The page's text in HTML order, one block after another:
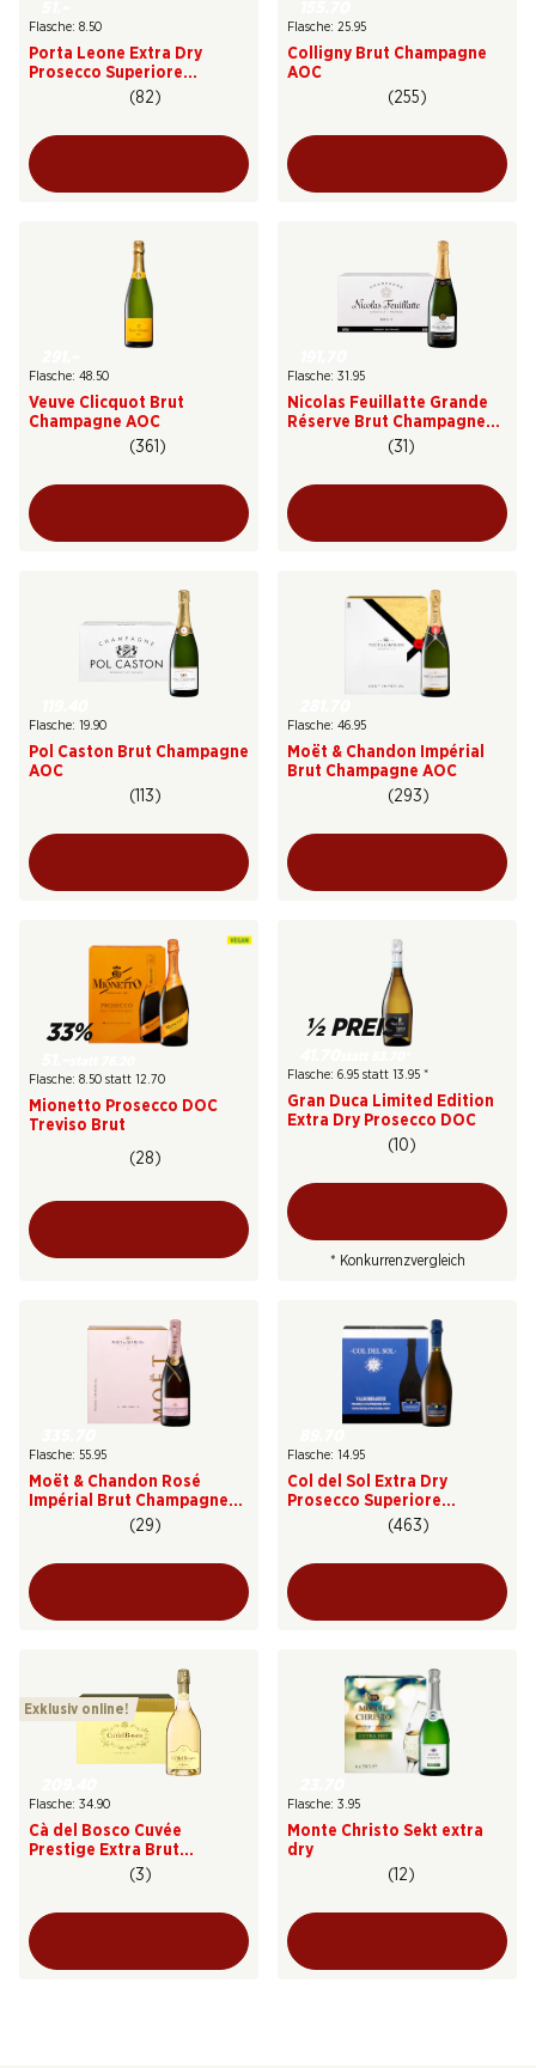
Flasche: 8.50
Porta Leone Extra Dry
Prosecco Superiore
Valdobbiadene DOCG
(82)
Flasche: 25.95
Colligny Brut Champagne
AOC
(255)
Flasche: 48.50
Veuve Clicquot Brut
Champagne AOC
(361)
Flasche: 31.95
Nicolas Feuillatte Grande
Réserve Brut Champagne
(31)
Flasche: 19.90
Pol Caston Brut Champagne
AOC
(113)
Flasche: 46.95
Moët & Chandon Impérial
Brut Champagne AOC
(293)
33%
Flasche: 8.50 statt 12.70
Mionetto Prosecco DOC
Treviso Brut
(28)
½ PREIS
Flasche: 6.95 statt 13.95 *
Gran Duca Limited Edition
Extra Dry Prosecco DOC
(10)
* Konkurrenzvergleich
Flasche: 55.95
Moët & Chandon Rosé
Impérial Brut Champagne
(29)
Flasche: 14.95
Col del Sol Extra Dry
Prosecco Superiore
Valdobbiadene DOCG
(463)
Exklusiv online!
Flasche: 34.90
Cà del Bosco Cuvée
Prestige Extra Brut
Franciacorta DOCG
(3)
Flasche: 3.95
Monte Christo Sekt extra
dry
(12)